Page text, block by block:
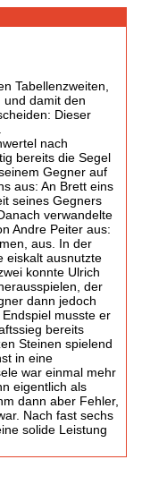
Tabellenzweiten,
und damit den
Dieser
nach
bereits die Segel
Gegner auf
aus: An Brett eins
seines Gegners
verwandelte
Andre Peiter aus:
aus. In der
eiskalt ausnutzte
konnte Ulrich
der
dann jedoch
musste er
bereits
Steinen spielend
in eine
war einmal mehr
eigentlich als
dann aber Fehler,
Nach fast sechs
solide Leistung